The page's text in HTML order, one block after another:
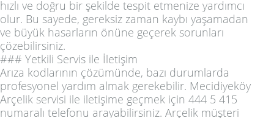
hızlı ve doğru bir şekilde tespit etmenize yardımcı
olur. Bu sayede, gereksiz zaman kaybı yaşamadan
ve büyük hasarların önüne geçerek sorunları
çözebilirsiniz.
### Yetkili Servis ile İletişim
Arıza kodlarının çözümünde, bazı durumlarda
profesyonel yardım almak gerekebilir. Mecidiyeköy
Arçelik servisi ile iletişime geçmek için 444 5 415
numaralı telefonu arayabilirsiniz. Arçelik müşteri